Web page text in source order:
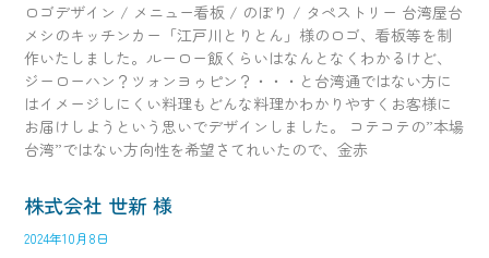
ロゴデザイン / メニュー看板 / のぼり / タペストリー 台湾屋台
メシのキッチンカー「江戸川とりとん」様のロゴ、看板等を制
作いたしました。ルーロー飯くらいはなんとなくわかるけど、
ジーローハン？ツォンヨゥピン？・・・と台湾通ではない方に
はイメージしにくい料理もどんな料理かわかりやすくお客様に
お届けしようという思いでデザインしました。 コテコテの”本場
台湾”ではない方向性を希望さてれいたので、金赤
株式会社 世新 様
2024年10月8日